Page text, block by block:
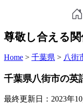
尊敬し合える
Home > 千葉県 > 八街
千葉県八街市の英
最終更新日： 2023年